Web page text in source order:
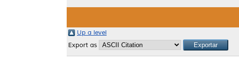
Up a level
Export as